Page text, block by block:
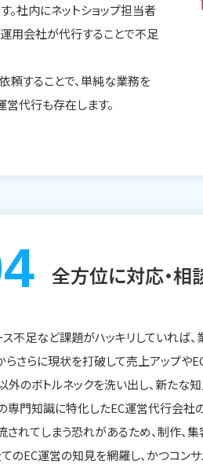
。社内にネットショップ担当者
用会社が代行することで不足
頼することで、単純な業務を
代行も存在します。
全方位に対応・相
ス不足など課題がハッキリしていれば
らさらに現状を打破して売上アップや
外のボトルネックを洗い出し、新たな
専門知識に特化したEC運営代行会社
されてしまう恐れがあるため、制作、
てのEC運営の知見を網羅し、かつコン